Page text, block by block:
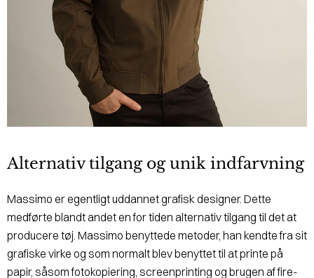
Alternativ tilgang og unik indfarvning
Massimo er egentligt uddannet grafisk designer. Dette
medførte blandt andet en for tiden alternativ tilgang til det at
producere tøj. Massimo benyttede metoder, han kendte fra sit
grafiske virke og som normalt blev benyttet til at printe på
papir, såsom fotokopiering, screenprinting og brugen af fire-